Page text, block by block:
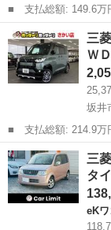
■ 支払総額: 149.6万円 ■ 車両本体価格： 1,420,000 円 ■ メーカ
ー名： 三菱 ■ 車
純ナビ 全方向カメ
数...
福井 福井市
三
Ｗ
坂井
■ 支払総額: 214.9万円 ■ 車両本体価格： 2,058,000 円 ■ メーカ
ー名： 三菱 ■ 車
ミアム ４ＷＤ ４Ｗ
トロール...
福井 坂井市
三
タ
eK